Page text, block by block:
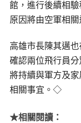
館，進行後續相
原因將由空軍相
高雄市長陳其邁
確認兩位飛行員
將持續與軍方及
相關事宜。◇
★相關閱讀：